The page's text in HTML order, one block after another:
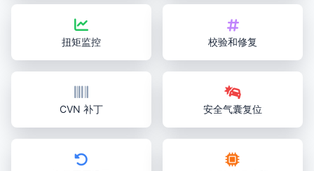
扭矩监控 校验和修复
CVN 补丁 安全气囊复位